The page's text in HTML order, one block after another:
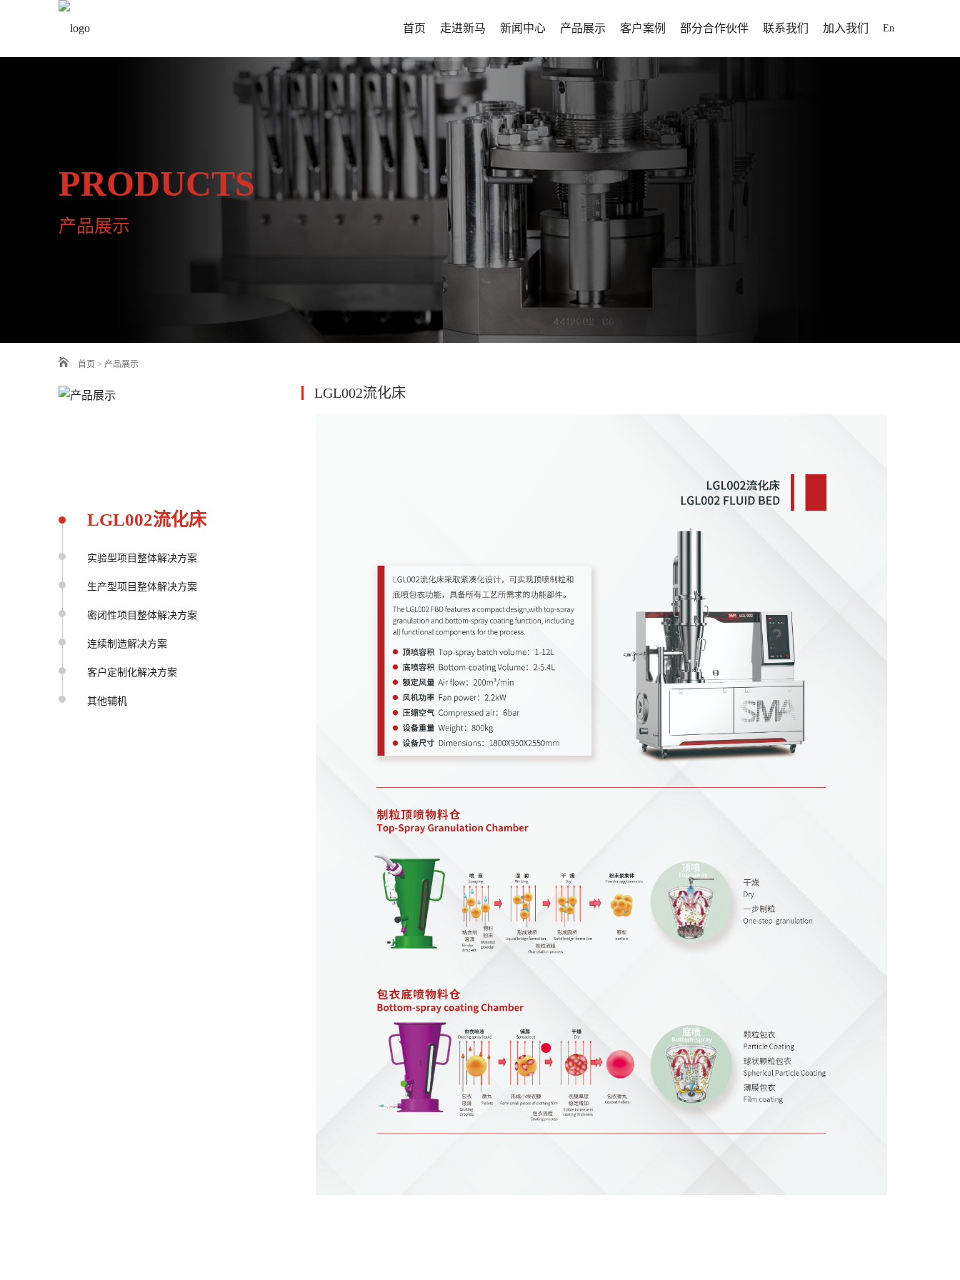
首页 走进新马
公司介绍
发展历程
企业文化
资质荣誉
新马风貌
宣传视频
山东新马制药装备有限公司坐落于山东省
年，其前身为意大利...
新闻中心
新马药机将不断为制药行业提供高效率、
设备，为用户打造智能化制药工厂提供更
及时到位的全方位服务。
产品展示
实验型项目整体解决方案
生产型项目整体解决方案
密闭性项目整体解决方案
连续制造解决方案
客户定制化解决方案
其他辅机
客户案例
客户案例
部分合作伙伴 联系我们 加入我们 En
PRODUCTS
产品展示
首页 > 产品展示
LGL002流化床
实验型项目整体解决方案
生产型项目整体解决方案
密闭性项目整体解决方案
连续制造解决方案
客户定制化解决方案
其他辅机
LGL002流化床